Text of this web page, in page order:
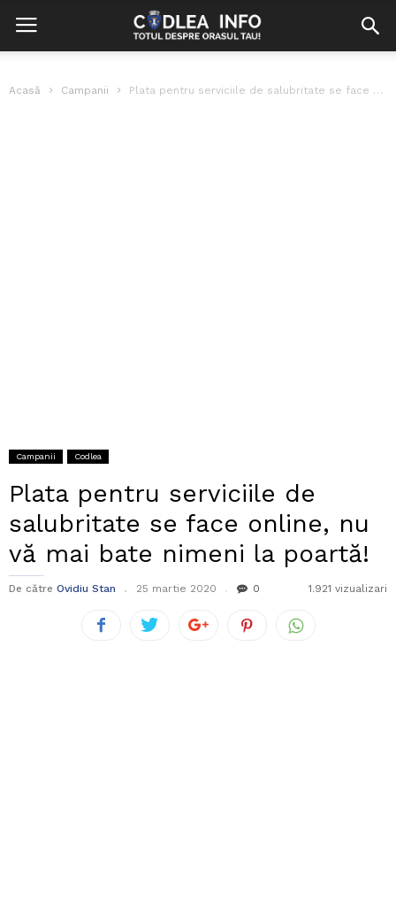
Acasă Campanii Plata pentru serviciile de salubritate se face online, nu vă mai...
Campanii Codlea
Plata pentru serviciile de
salubritate se face online, nu
vă mai bate nimeni la poartă!
De către Ovidiu Stan 25 martie 2020 0 1.921 vizualizari